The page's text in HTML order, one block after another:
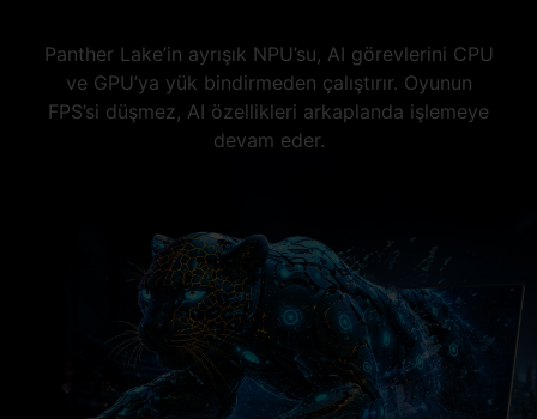
Panther Lake’in ayrışık NPU’su, AI görevlerini CPU
ve GPU’ya yük bindirmeden çalıştırır. Oyunun
FPS’si düşmez, AI özellikleri arkaplanda işlemeye
devam eder.